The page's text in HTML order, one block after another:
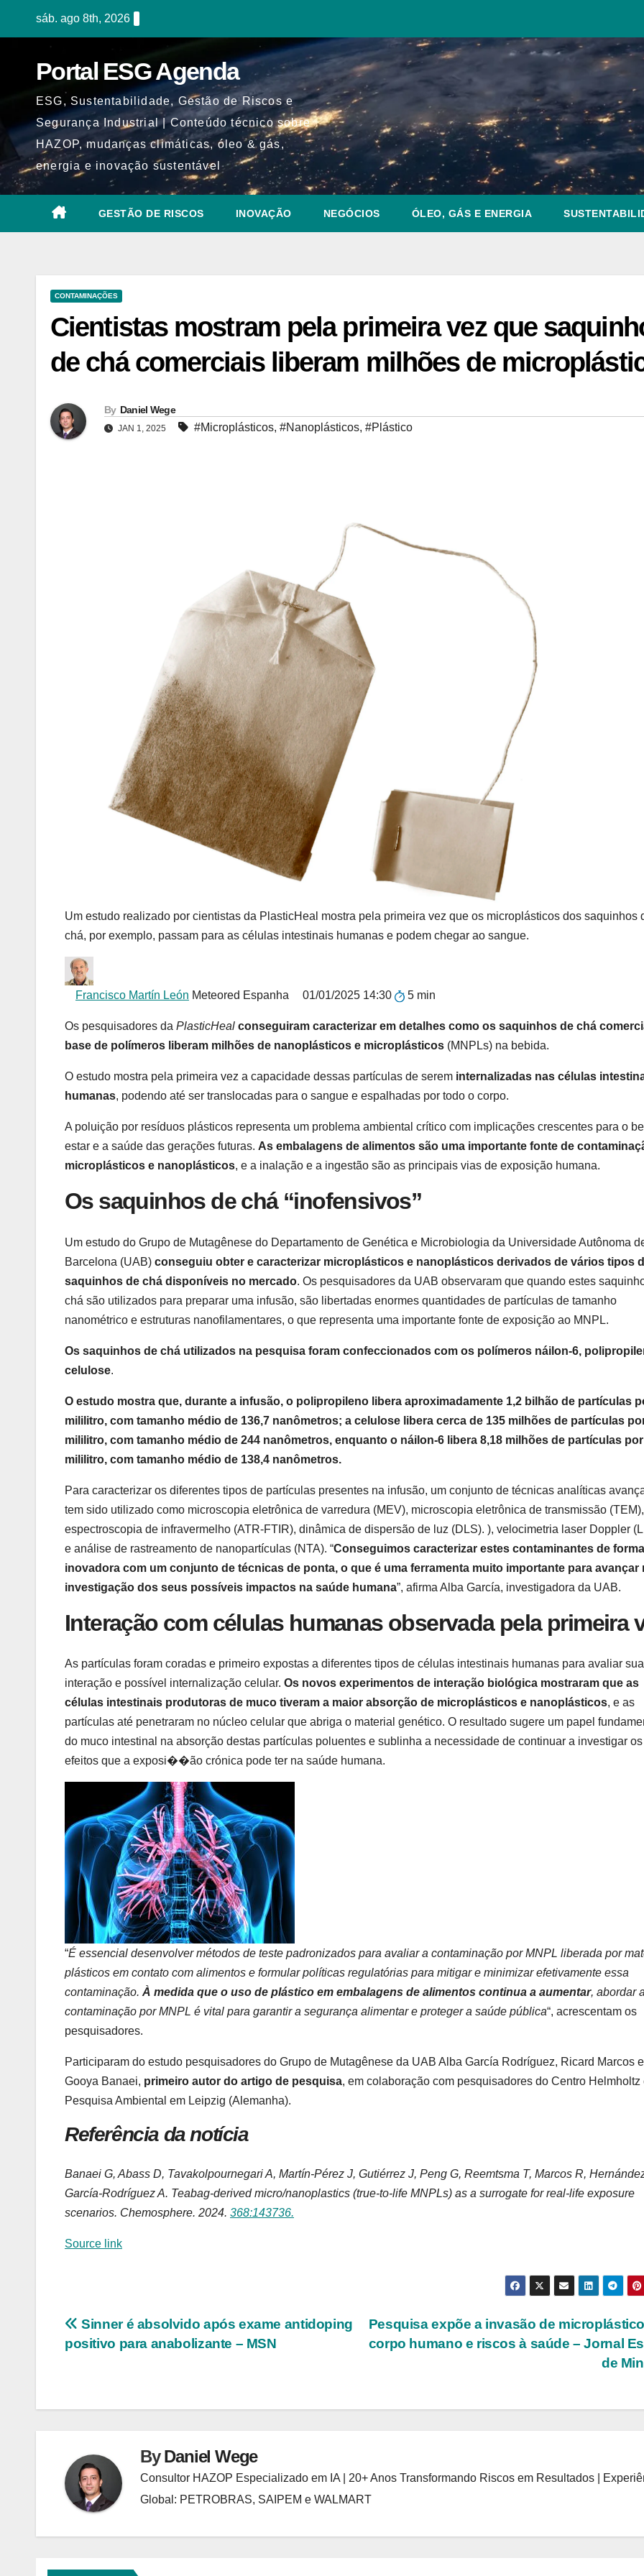
sáb. ago 8th, 2026
Portal ESG Agenda
ESG, Sustentabilidade, Gestão de Riscos e
Segurança Industrial | Conteúdo técnico sobre
HAZOP, mudanças climáticas, óleo & gás,
energia e inovação sustentável
GESTÃO DE RISCOS INOVAÇÃO NEGÓCIOS ÓLEO, GÁS E ENERGIA
CONTAMINAÇÕES
Cientistas mostram pela primeira vez que
de chá comerciais liberam milhões de
By Daniel Wege
JAN 1, 2025 #Microplásticos, #Nanoplásticos, #Plástico
Um estudo realizado por cientistas da PlasticHeal mostra pela primeira vez que os microplásticos dos saquinhos
chá, por exemplo, passam para as células intestinais humanas e podem chegar ao sangue.
Francisco Martín León Meteored Espanha 01/01/2025 14:30 5 min
Os pesquisadores da PlasticHeal conseguiram caracterizar em detalhes como os saquinhos de chá
base de polímeros liberam milhões de nanoplásticos e microplásticos (MNPLs) na bebida.
O estudo mostra pela primeira vez a capacidade dessas partículas de serem internalizadas nas células
humanas, podendo até ser translocadas para o sangue e espalhadas por todo o corpo.
A poluição por resíduos plásticos representa um problema ambiental crítico com implicações crescentes para o
estar e a saúde das gerações futuras. As embalagens de alimentos são uma importante fonte de
microplásticos e nanoplásticos, e a inalação e a ingestão são as principais vias de exposição humana.
Os saquinhos de chá “inofensivos”
Um estudo do Grupo de Mutagênese do Departamento de Genética e Microbiologia da Universidade Autônoma
Barcelona (UAB) conseguiu obter e caracterizar microplásticos e nanoplásticos derivados de vários tipos
saquinhos de chá disponíveis no mercado. Os pesquisadores da UAB observaram que quando estes
chá são utilizados para preparar uma infusão, são libertadas enormes quantidades de partículas de tamanho
nanométrico e estruturas nanofilamentares, o que representa uma importante fonte de exposição ao MNPL.
Os saquinhos de chá utilizados na pesquisa foram confeccionados com os polímeros náilon-6,
celulose.
O estudo mostra que, durante a infusão, o polipropileno libera aproximadamente 1,2 bilhão de partículas
mililitro, com tamanho médio de 136,7 nanômetros; a celulose libera cerca de 135 milhões de partículas
mililitro, com tamanho médio de 244 nanômetros, enquanto o náilon-6 libera 8,18 milhões de partículas por
mililitro, com tamanho médio de 138,4 nanômetros.
Para caracterizar os diferentes tipos de partículas presentes na infusão, um conjunto de técnicas analíticas
tem sido utilizado como microscopia eletrônica de varredura (MEV), microscopia eletrônica de transmissão (TEM),
espectroscopia de infravermelho (ATR-FTIR), dinâmica de dispersão de luz (DLS). ), velocimetria laser Doppler
e análise de rastreamento de nanopartículas (NTA). “Conseguimos caracterizar estes contaminantes de forma
inovadora com um conjunto de técnicas de ponta, o que é uma ferramenta muito importante para avançar
investigação dos seus possíveis impactos na saúde humana”, afirma Alba García, investigadora da UAB.
Interação com células humanas observada pela primeira
As partículas foram coradas e primeiro expostas a diferentes tipos de células intestinais humanas para avaliar sua
interação e possível internalização celular. Os novos experimentos de interação biológica mostraram que as
células intestinais produtoras de muco tiveram a maior absorção de microplásticos e nanoplásticos, e as
partículas até penetraram no núcleo celular que abriga o material genético. O resultado sugere um papel
do muco intestinal na absorção destas partículas poluentes e sublinha a necessidade de continuar a investigar os
efeitos que a exposi��ão crónica pode ter na saúde humana.
“É essencial desenvolver métodos de teste padronizados para avaliar a contaminação por MNPL liberada por
plásticos em contato com alimentos e formular políticas regulatórias para mitigar e minimizar efetivamente essa
contaminação. À medida que o uso de plástico em embalagens de alimentos continua a aumentar, abordar
contaminação por MNPL é vital para garantir a segurança alimentar e proteger a saúde pública“, acrescentam os
pesquisadores.
Participaram do estudo pesquisadores do Grupo de Mutagênese da UAB Alba García Rodríguez, Ricard Marcos e
Gooya Banaei, primeiro autor do artigo de pesquisa, em colaboração com pesquisadores do Centro Helmholtz
Pesquisa Ambiental em Leipzig (Alemanha).
Referência da notícia
Banaei G, Abass D, Tavakolpournegari A, Martín-Pérez J, Gutiérrez J, Peng G, Reemtsma T, Marcos R,
García-Rodríguez A. Teabag-derived micro/nanoplastics (true-to-life MNPLs) as a surrogate for real-life exposure
scenarios. Chemosphere. 2024. 368:143736.
Source link
Navegação
de
Pesquisa expõe a invasão de
corpo humano e riscos à saúde – Jornal
de
Sinner é absolvido após exame antidoping
positivo para anabolizante – MSN
ByDaniel Wege
Consultor HAZOP Especializado em IA | 20+ Anos Transformando Riscos em Resultados |
Global: PETROBRAS, SAIPEM e WALMART